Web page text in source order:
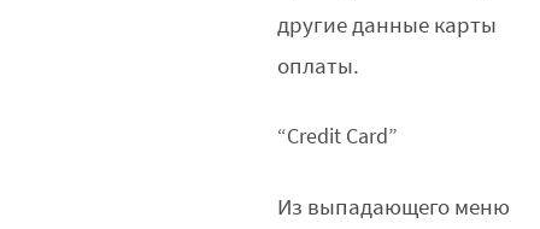
другие данные карты
оплаты.
“Credit Card”
Из выпадающего меню